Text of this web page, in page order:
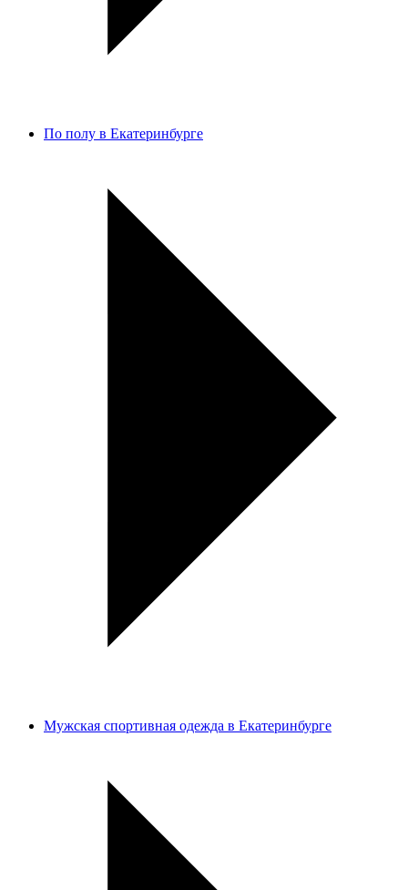
По полу в Екатеринбурге
Мужская спортивная одежда в Екатеринбурге